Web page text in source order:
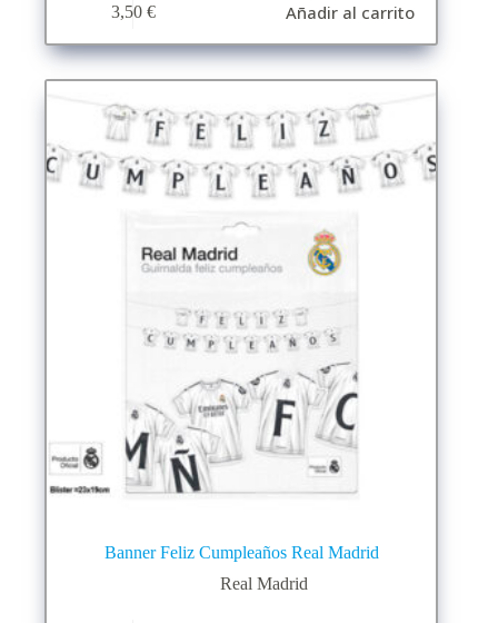
3,50 € Añadir al carrito
Banner Feliz Cumpleaños Real Madrid
Real Madrid